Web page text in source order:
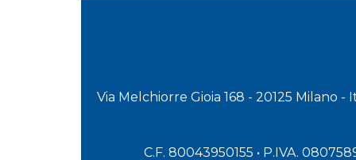
Via Melchiorre Gioia 168 - 20125 Milano
C.F. 80043950155 • P.IVA.